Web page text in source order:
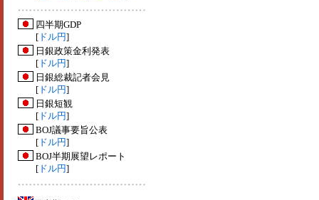
四半期GDP
[ ドル円]
日銀政策金利発表
[ ドル円]
日銀総裁記者会見
[ ドル円]
日銀短観
[ ドル円]
BOJ議事要旨公表
[ ドル円]
BOJ半期展望レポート
[ ドル円]